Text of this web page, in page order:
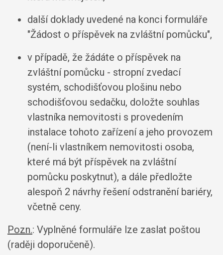
další doklady uvedené na konci formuláře
"Žádost o příspěvek na zvláštní pomůcku",
v případě, že žádáte o příspěvek na
zvláštní pomůcku - stropní zvedací
systém, schodišťovou plošinu nebo
schodišťovou sedačku, doložte souhlas
vlastníka nemovitosti s provedením
instalace tohoto zařízení a jeho provozem
(není-li vlastníkem nemovitosti osoba,
které má být příspěvek na zvláštní
pomůcku poskytnut), a dále předložte
alespoň 2 návrhy řešení odstranění bariéry,
včetně ceny.
Pozn.: Vyplněné formuláře lze zaslat poštou
(raději doporučeně).